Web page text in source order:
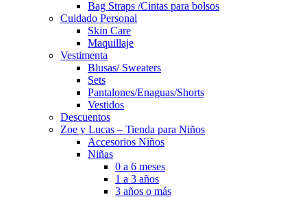
Bag Straps /Cintas para bolsos
Cuidado Personal
Skin Care
Maquillaje
Vestimenta
Blusas/ Sweaters
Sets
Pantalones/Enaguas/Shorts
Vestidos
Descuentos
Zoe y Lucas – Tienda para Niños
Accesorios Niños
Niñas
0 a 6 meses
1 a 3 años
3 años o más